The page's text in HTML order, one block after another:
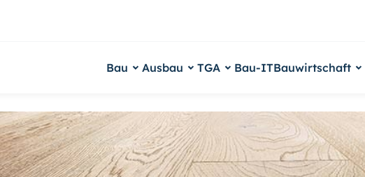
Bau Ausbau TGA Bau-ITBauwirtschaft